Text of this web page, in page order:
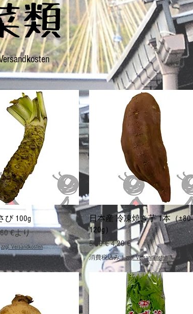
類
イックビュー
び 100g
€より
zzgl. Versandkosten
クイックビュー
日本産 冷凍焼き芋 1本（±80-
120g）
通常価格
5,20 €セール価格
4,20 €
消費税込み|zzgl. Versandkosten